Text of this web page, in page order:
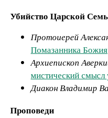
Убийство Царской
Протоиерей
Помазанника Божия
Архиепископ
мистический смысл
Диакон Владимир
Проповеди